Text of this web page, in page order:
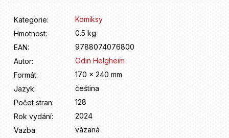
Kategorie:
Komiksy
Hmotnost:
0.5 kg
EAN:
9788074076800
Autor:
Odin Helgheim
Formát:
170 x 240 mm
Jazyk:
čeština
Počet stran:
128
Rok vydání:
2024
Vazba:
vázaná
r
u
č
u
e
m
e